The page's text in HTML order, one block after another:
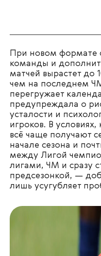
При новом формате
команды и
матчей вырастет до
чем на последнем
перегружает
предупреждала о
усталости и
игроков. В
всё чаще получают
начале сезона и
между Лигой
лигами, ЧМ и сразу
предсезонкой, —
лишь усугубляет